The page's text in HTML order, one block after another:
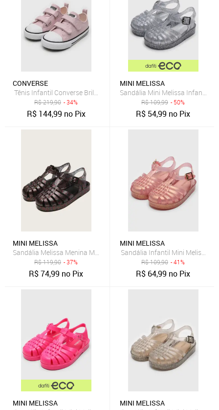
CONVERSE
Tênis Infantil Converse Brilhante Fita Dupla Aderente Rosa
R$219,90 - 34%
R$ 144,99 no Pix
MINI MELISSA
Sandália Mini Melissa Infantil
R$109,99 - 50%
R$ 54,99 no Pix
MINI MELISSA
Sandália Melissa Menina Mel Possession Marrom
R$119,90 - 37%
R$74,99 no Pix
MINI MELISSA
Sandália Infantil Mini Melissa
R$109,90 - 41%
R$ 64,99 no Pix
MINI MELISSA
MINI MELISSA